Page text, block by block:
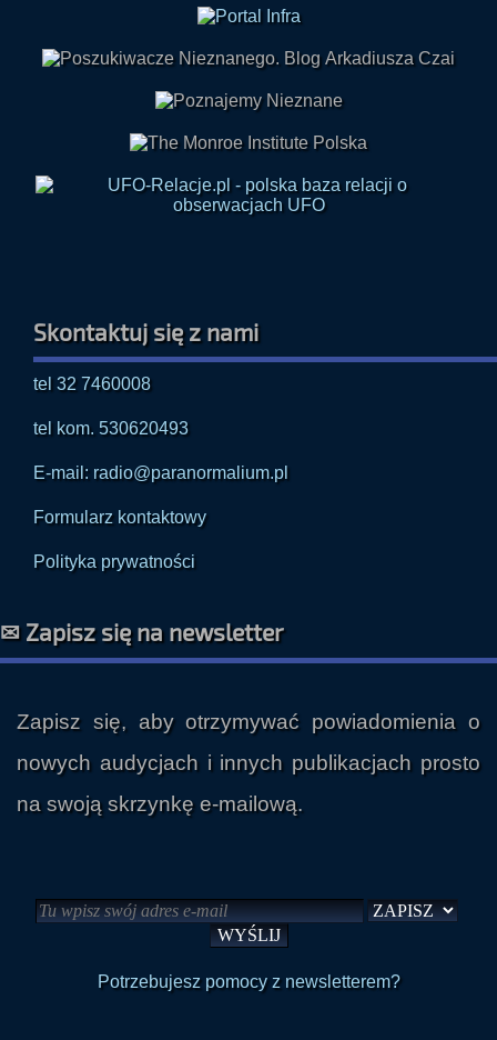
Skontaktuj się z nami
tel 32 7460008
tel kom. 530620493
E-mail: radio@paranormalium.pl
Formularz kontaktowy
Polityka prywatności
✉ Zapisz się na newsletter
Zapisz się, aby otrzymywać powiadomienia o
nowych audycjach i innych publikacjach prosto
na swoją skrzynkę e-mailową.
Potrzebujesz pomocy z newsletterem?